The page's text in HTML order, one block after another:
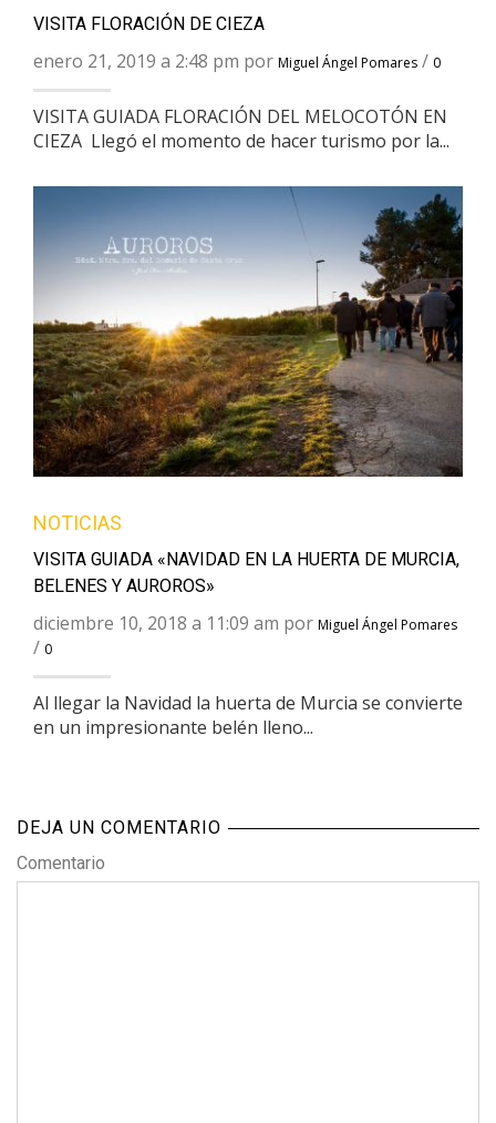
VISITA FLORACIÓN DE CIEZA
enero 21, 2019 a 2:48 pm por Miguel Ángel Pomares / 0
VISITA GUIADA FLORACIÓN DEL MELOCOTÓN EN
CIEZA Llegó el momento de hacer turismo por la...
NOTICIAS
VISITA GUIADA «NAVIDAD EN LA HUERTA DE MURCIA,
BELENES Y AUROROS»
diciembre 10, 2018 a 11:09 am por Miguel Ángel Pomares
/ 0
Al llegar la Navidad la huerta de Murcia se convierte
en un impresionante belén lleno...
DEJA UN COMENTARIO
Comentario